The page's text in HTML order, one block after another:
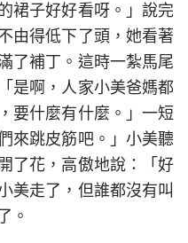
裙子好好看呀。」說完
由得低下了頭，她看著
了補丁。這時一紮馬尾
是啊，人家小美爸媽都
要什麼有什麼。」一短
來跳皮筋吧。」小美聽
了花，高傲地說：「好
美走了，但誰都沒有叫
。